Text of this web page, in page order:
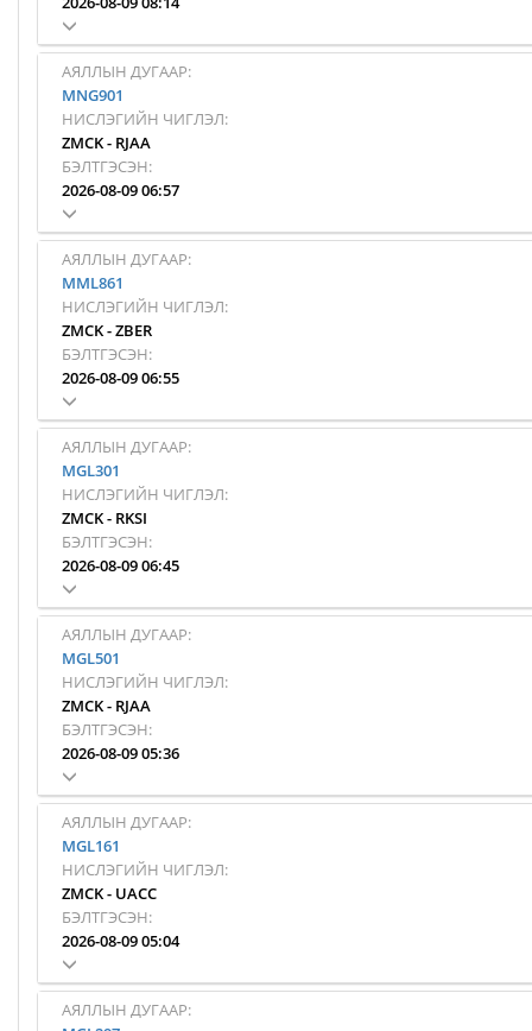
АЯЛЛЫН ДУГААР:
MNG901
НИСЛЭГИЙН ЧИГЛЭЛ:
ZMCK- RJAA
БЭЛТГЭСЭН:
2026-08-09 06:57
АЯЛЛЫН ДУГААР:
MML861
НИСЛЭГИЙН ЧИГЛЭЛ:
ZMCK-ZBER
БЭЛТГЭСЭН:
2026-08-09 06:55
АЯЛЛЫН ДУГААР:
MGL301
НИСЛЭГИЙН ЧИГЛЭЛ:
ZMCK- RKSI
БЭЛТГЭСЭН:
2026-08-09 06:45
АЯЛЛЫН ДУГААР:
MGL501
НИСЛЭГИЙН ЧИГЛЭЛ:
ZMCK- RJAA
БЭЛТГЭСЭН:
2026-08-09 05:36
АЯЛЛЫН ДУГААР:
MGL161
НИСЛЭГИЙН ЧИГЛЭЛ:
ZMCK- UACC
БЭЛТГЭСЭН:
2026-08-09 05:04
АЯЛЛЫН ДУГААР: